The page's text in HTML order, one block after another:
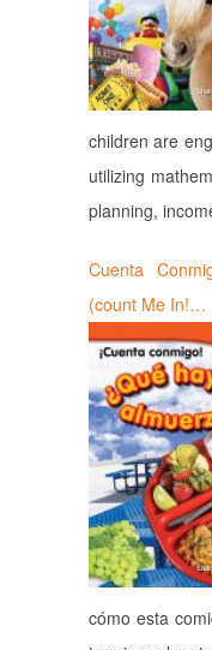
children are
utilizing
planning,
Cuenta
(count Me In!…
cómo esta